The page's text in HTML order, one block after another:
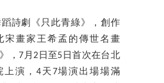
詩劇《只此青綠》，創作
宋畫家王希孟的傳世名畫
，7月2日至5日首次在台北
上演，4天7場演出場場滿